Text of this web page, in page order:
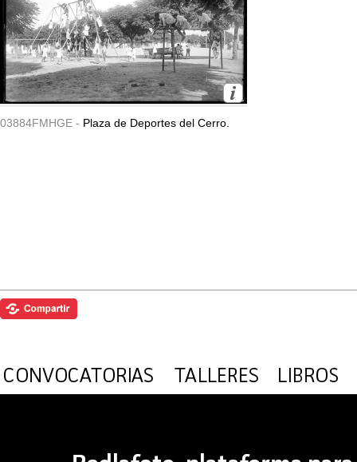
03884FMHGE - Plaza de Deportes del Cerro.